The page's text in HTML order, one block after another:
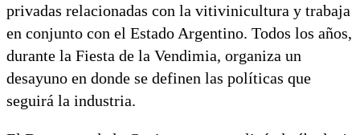
privadas relacionadas con la vitivinicultura y trabaja
en conjunto con el Estado Argentino. Todos los años,
durante la Fiesta de la Vendimia, organiza un
desayuno en donde se definen las políticas que
seguirá la industria.